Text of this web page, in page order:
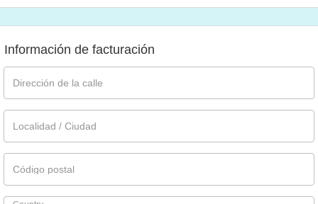
Información de facturación
Dirección de la calle
Localidad / Ciudad
Código postal